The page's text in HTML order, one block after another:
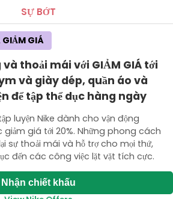
SỰ BỚT
thoải mái với GIẢM GIÁ tới
và giày dép, quần áo và
để tập thể dục hàng ngày
luyện Nike dành cho vận động
giảm giá tới 20%. Những phong cách
sự thoải mái và hỗ trợ cho mọi thứ,
đến các công việc lặt vặt tích cực.
GIẢM GIÁ
Nhận chiết khấu